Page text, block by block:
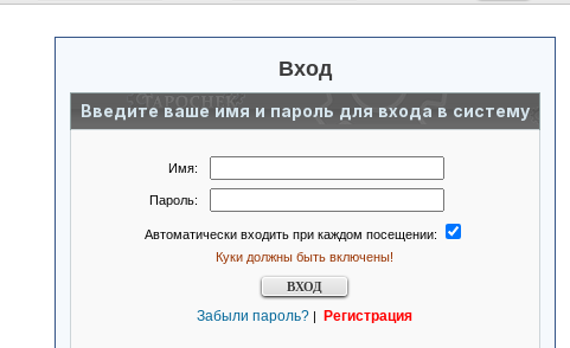
Вход
Введите ваше имя и пароль для входа в систему
Имя:
Пароль:
Автоматически входить при каждом посещении:
Куки должны быть включены!
Забыли пароль? | Регистрация